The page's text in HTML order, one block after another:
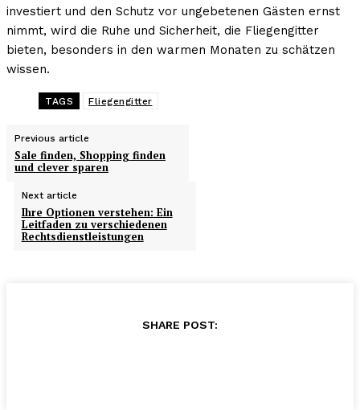
investiert und den Schutz vor ungebetenen Gästen ernst
nimmt, wird die Ruhe und Sicherheit, die Fliegengitter
bieten, besonders in den warmen Monaten zu schätzen
wissen.
TAGS Fliegengitter
Previous article
Sale finden, Shopping finden
und clever sparen
Next article
Ihre Optionen verstehen: Ein
Leitfaden zu verschiedenen
Rechtsdienstleistungen
SHARE POST: